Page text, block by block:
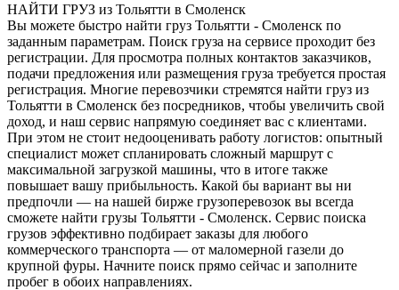
НАЙТИ ГРУЗ из Тольятти в Смоленск
Вы можете быстро найти груз Тольятти - Смоленск по
заданным параметрам. Поиск груза на сервисе проходит без
регистрации. Для просмотра полных контактов заказчиков,
подачи предложения или размещения груза требуется простая
регистрация. Многие перевозчики стремятся найти груз из
Тольятти в Смоленск без посредников, чтобы увеличить свой
доход, и наш сервис напрямую соединяет вас с клиентами.
При этом не стоит недооценивать работу логистов: опытный
специалист может спланировать сложный маршрут с
максимальной загрузкой машины, что в итоге также
повышает вашу прибыльность. Какой бы вариант вы ни
предпочли — на нашей бирже грузоперевозок вы всегда
сможете найти грузы Тольятти - Смоленск. Сервис поиска
грузов эффективно подбирает заказы для любого
коммерческого транспорта — от маломерной газели до
крупной фуры. Начните поиск прямо сейчас и заполните
пробег в обоих направлениях.